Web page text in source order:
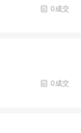
0成交
0成交